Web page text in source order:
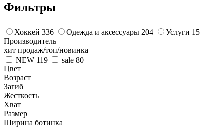
Фильтры
Хоккей 336 Одежда и аксессуары 204 Услуги 15
Производитель
хит продаж/топ/новинка
NEW 119 sale 80
Цвет
Возраст
Загиб
Жесткость
Хват
Размер
Ширина ботинка